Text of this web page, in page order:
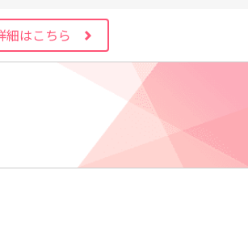
さい
細はこちら